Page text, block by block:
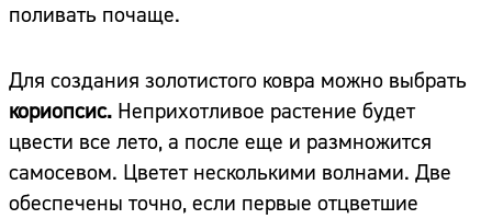
поливать почаще.
Для создания золотистого ковра можно выбрать
кориопсис. Неприхотливое растение будет
цвести все лето, а после еще и размножится
самосевом. Цветет несколькими волнами. Две
обеспечены точно, если первые отцветшие